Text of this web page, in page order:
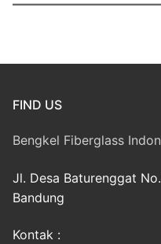
FIND US
Bengkel Fiberglass
Jl. Desa Baturenggat
Bandung
Kontak :